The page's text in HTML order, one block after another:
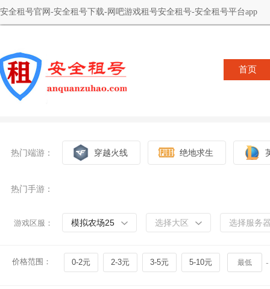
安全租号官网-安全租号下载-网吧游戏租号安全租号-安全租号平台app
首页
热门端游： 穿越火线 绝地求生
热门手游：
游戏区服： 模拟农场25 选择大区 选择服务
价格范围： 0-2元 2-3元 3-5元 5-10元 -